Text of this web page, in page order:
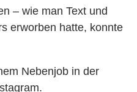
– wie man Text und
erworben hatte, konnte
Nebenjob in der